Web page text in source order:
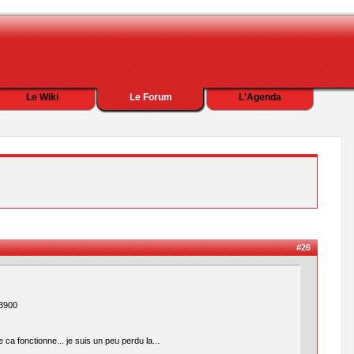
L'Agenda
Le Forum
Le Wiki
#26
fonctionne... je suis un peu perdu la...